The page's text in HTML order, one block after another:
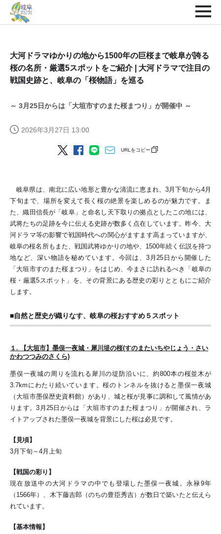
大河ドラマゆかりの地から1500年の巨桜まで岐阜が誇る
桜の名所・厳選5スポットをご紹介 | 大河ドラマで注目の
戦国史跡と、岐阜の「桜物語」を巡る
～ 3月25日からは「大垣市すのまた桜まつり」が開催中 ～
2026年3月27日 13:00
URLをコピー
岐阜県は、南北に広い地形と豊かな清流に恵まれ、3月下旬から4月
下旬まで、場所を変えて長く桜の絶景を楽しめるのが魅力です。ま
た、織田信長が「岐阜」と命名し天下取りの拠点としたこの地には、
武将たちの足跡を今に伝える史跡が数多く点在しています。昨今、大
河ドラマ等の影響で戦国時代への関心がますます高まっていますが、
岐阜の桜名所もまた、戦国武将ゆかりの地や、1500年続く伝説を持つ
地など、深い物語を秘めています。今回は、3月25日から開催した
「大垣市すのまた桜まつり」をはじめ、今まさに訪れるべき「岐阜の
桜・厳選5スポット」を、その背景にある歴史の彩りとともにご紹介
します。
■自然と歴史が織りなす、岐阜の桜おすすめ５スポット
１. 【大垣市】墨俣一夜城・犀川堤の桜(すのまたいちやじょう・さい
かわつつみのさくら)
墨俣一夜城の周りを流れる犀川の堤防沿いに、約800本の桜並木が
3.7kmにわたり続いています。桜のトンネルを抜けると墨俣一夜城
（大垣市墨俣歴史資料館）があり、城と桜が見事に調和して風情があ
ります。3月25日からは「大垣市すのまた桜まつり」が開催され、ラ
イトアップされた墨俣一夜城を背景にした桜は必見です。
【見頃】
3月下旬～4月上旬
【戦国の彩り】
現在放送中の大河ドラマの中でも登場した墨俣一夜城。永禄9年
（1566年）、木下藤吉郎（のちの豊臣秀吉）が数日で築いたと伝えら
れています。
【基本情報】